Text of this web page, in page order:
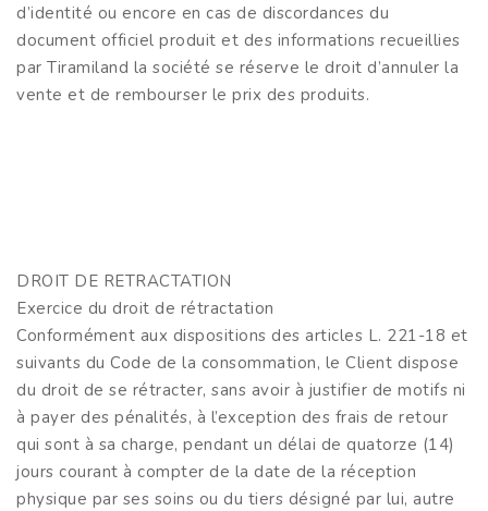
d’identité ou encore en cas de discordances du
document officiel produit et des informations recueillies
par Tiramiland la société se réserve le droit d’annuler la
vente et de rembourser le prix des produits.
DROIT DE RETRACTATION
Exercice du droit de rétractation
Conformément aux dispositions des articles L. 221-18 et
suivants du Code de la consommation, le Client dispose
du droit de se rétracter, sans avoir à justifier de motifs ni
à payer des pénalités, à l’exception des frais de retour
qui sont à sa charge, pendant un délai de quatorze (14)
jours courant à compter de la date de la réception
physique par ses soins ou du tiers désigné par lui, autre